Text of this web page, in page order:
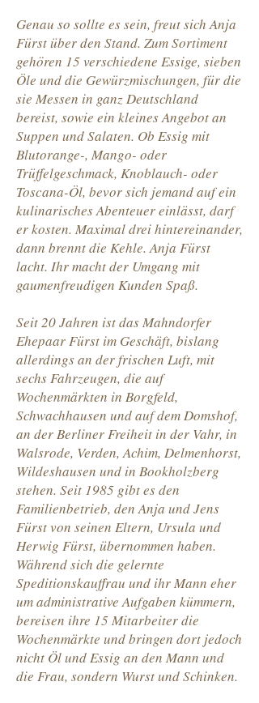
Genau so sollte es sein, freut sich Anja
Fürst über den Stand. Zum Sortiment
gehören 15 verschiedene Essige, sieben
Öle und die Gewürzmischungen, für die
sie Messen in ganz Deutschland
bereist, sowie ein kleines Angebot an
Suppen und Salaten. Ob Essig mit
Blutorange-, Mango- oder
Trüffelgeschmack, Knoblauch- oder
Toscana-Öl, bevor sich jemand auf ein
kulinarisches Abenteuer einlässt, darf
er kosten. Maximal drei hintereinander,
dann brennt die Kehle. Anja Fürst
lacht. Ihr macht der Umgang mit
gaumenfreudigen Kunden Spaß.
Seit 20 Jahren ist das Mahndorfer
Ehepaar Fürst im Geschäft, bislang
allerdings an der frischen Luft, mit
sechs Fahrzeugen, die auf
Wochenmärkten in Borgfeld,
Schwachhausen und auf dem Domshof,
an der Berliner Freiheit in der Vahr, in
Walsrode, Verden, Achim, Delmenhorst,
Wildeshausen und in Bookholzberg
stehen. Seit 1985 gibt es den
Familienbetrieb, den Anja und Jens
Fürst von seinen Eltern, Ursula und
Herwig Fürst, übernommen haben.
Während sich die gelernte
Speditionskauffrau und ihr Mann eher
um administrative Aufgaben kümmern,
bereisen ihre 15 Mitarbeiter die
Wochenmärkte und bringen dort jedoch
nicht Öl und Essig an den Mann und
die Frau, sondern Wurst und Schinken.